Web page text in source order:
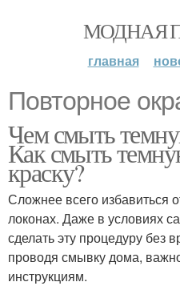
МОДНАЯ
главная
Повторное
Чем смыть
Как смыть
краску?
Сложнее всего избавиться
локонах. Даже в условиях
сделать эту процедуру без
проводя смывку дома,
инструкциям.